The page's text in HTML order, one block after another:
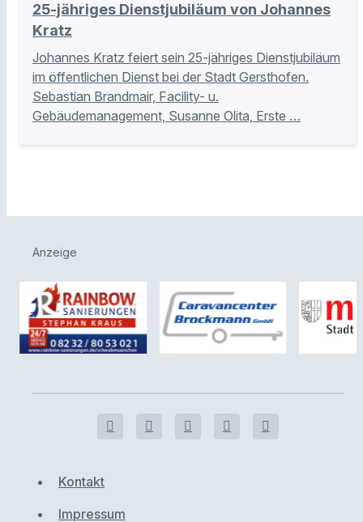
25-jähriges Dienstjubiläum von Johannes
Kratz
Johannes Kratz feiert sein 25-jähriges Dienstjubiläum
im öffentlichen Dienst bei der Stadt Gersthofen.
Sebastian Brandmair, Facility- u.
Gebäudemanagement, Susanne Olita, Erste …
Anzeige
Kontakt
Impressum